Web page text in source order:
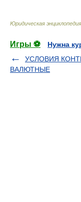
Юридическая энциклопедия
Игры ⚽
Нужна
УСЛОВИЯ
ВАЛЮТНЫЕ